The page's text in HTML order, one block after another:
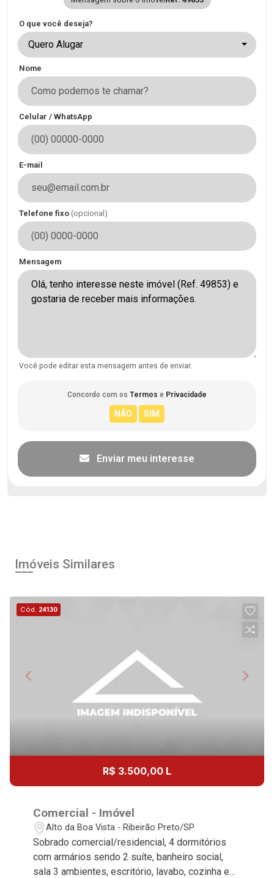
O que você deseja?
Quero Alugar
Nome
Celular / WhatsApp
E-mail
Telefone fixo (opcional)
Mensagem
Você pode editar esta mensagem antes de enviar.
Concordo com os Termos e Privacidade
Enviar meu interesse
Imóveis Similares
Cód. 24130
R$ 3.500,00 L
Comercial - Imóvel
Alto da Boa Vista - Ribeirão Preto/SP
Sobrado comercial/residencial, 4 dormitórios
com armários sendo 2 suíte, banheiro social,
sala 3 ambientes, escritório, lavabo, cozinha e